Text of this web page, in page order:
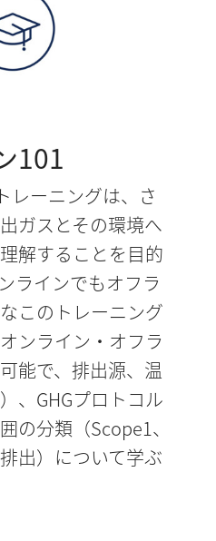
101
レーニングは、さ
ガスとその環境へ
解することを目的
ラインでもオフラ
このトレーニング
ンライン・オフラ
能で、排出源、温
、GHGプロトコル
の分類（Scope1、
出）について学ぶ